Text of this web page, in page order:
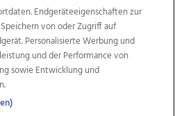
Medienhauses Wimmer
OÖNow
Ischler Woche
OÖN Immobilien
Reise
Promenaden Galerien
wirtrauern.at
Endgeräteeigenschaften zur
von oder Zugriff auf
Personalisierte Werbung und
und der Performance von
sowie Entwicklung und